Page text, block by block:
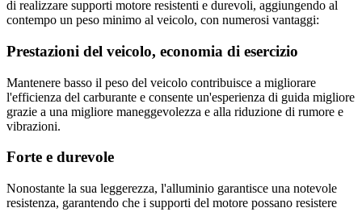
di realizzare supporti motore resistenti e durevoli, aggiungendo al
contempo un peso minimo al veicolo, con numerosi vantaggi:
Prestazioni del veicolo, economia di esercizio
Mantenere basso il peso del veicolo contribuisce a migliorare
l'efficienza del carburante e consente un'esperienza di guida migliore
grazie a una migliore maneggevolezza e alla riduzione di rumore e
vibrazioni.
Forte e durevole
Nonostante la sua leggerezza, l'alluminio garantisce una notevole
resistenza, garantendo che i supporti del motore possano resistere